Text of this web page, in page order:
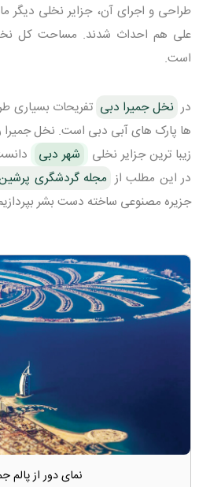
طراحی و اجرای آن، جزایر نخلی دیگر
است.
در نخل جمیرا دبی تفریحات بسیاری
ها پارک های آبی دبی است. نخل جمیرا
زیبا ترین جزایر نخلی
شهر دبی
در این مطلب از مجله گردشگری
جزیره مصنوعی ساخته دست بشر
نمای دور از پالم